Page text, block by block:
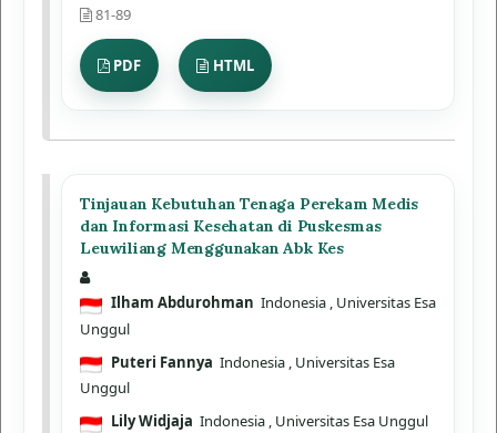
81-89
PDF HTML
Tinjauan Kebutuhan Tenaga Perekam Medis
dan Informasi Kesehatan di Puskesmas
Leuwiliang Menggunakan Abk Kes
Ilham Abdurohman Indonesia , Universitas Esa
Unggul
Puteri Fannya Indonesia , Universitas Esa
Unggul
Lily Widjaja Indonesia , Universitas Esa Unggul